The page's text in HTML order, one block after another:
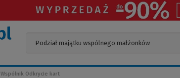
Wspólnik Odkrycie kart